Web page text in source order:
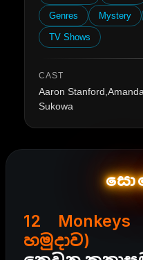
Genres Mystery
TV Shows
CAST
Aaron
Sukowa
12
හමුදාව)